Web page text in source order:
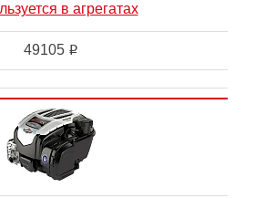
в агрегатах
49105 i